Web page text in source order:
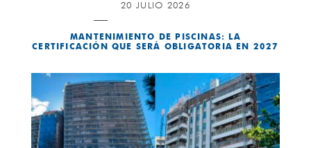
20 JULIO 2026
MANTENIMIENTO DE PISCINAS: LA
CERTIFICACIÓN QUE SERÁ OBLIGATORIA EN 2027